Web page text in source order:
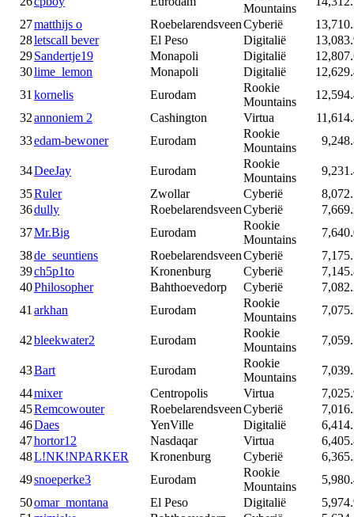
Mountains
27matthijs o RoebelarendsveenCyberië
28letscall bever El Peso Digitalië
29Sandertje19 Monapoli Digitalië
30lime_lemon Monapoli Digitalië
31kornelis Eurodam
Rookie
Mountains
32annoniem 2 Cashington Virtua
33edam-bewoner Eurodam
Rookie
Mountains
34DeeJay Eurodam
Rookie
Mountains
35Ruler Zwollar Cyberië
36dully RoebelarendsveenCyberië
37Mr.Big Eurodam
Rookie
Mountains
38de_seuntiens RoebelarendsveenCyberië
39ch5p1to Kronenburg Cyberië
40Philosopher Bahthoevedorp Cyberië
41arkhan Eurodam
Rookie
Mountains
42bleekwater2 Eurodam
Rookie
Mountains
43Bart Eurodam
Rookie
Mountains
44mixer Centropolis Virtua
45Remcowouter RoebelarendsveenCyberië
46Daes YenVille Digitalië
47hortor12 Nasdaqar Virtua
48L!NK!NPARKER Kronenburg Cyberië
49snoeperke3 Eurodam
Rookie
Mountains
50omar_montana El Peso Digitalië